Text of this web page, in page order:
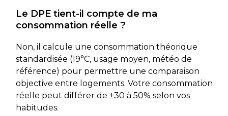
Le DPE tient-il compte de ma
consommation réelle ?
Non, il calcule une consommation théorique
standardisée (19°C, usage moyen, météo de
référence) pour permettre une comparaison
objective entre logements. Votre consommation
réelle peut différer de ±30 à 50% selon vos
habitudes.